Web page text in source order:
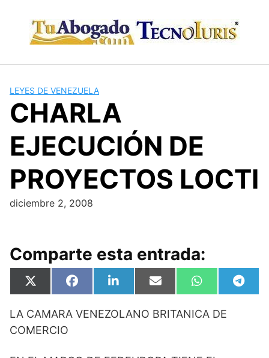
content
LEYES DE VENEZUELA
CHARLA
EJECUCIÓN DE
PROYECTOS LOCTI
diciembre 2, 2008
Comparte esta entrada:
Compartir
en
X
(
w
i
t
Compartir
en
F
a
e
Compartir
en
L
i
k
Compartir
en
E
m
i
Compartir
en
W
h
t
en
T
e
LA CAMARA VENEZOLANO BRITANICA DE
COMERCIO